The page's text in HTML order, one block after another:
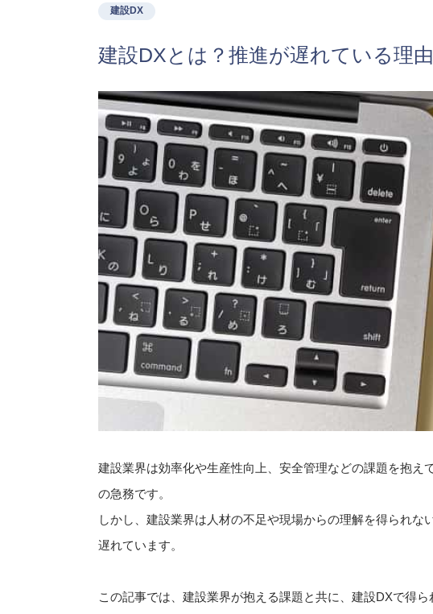
建設DX
建設DXとは？推進が遅れている理
建設業界は効率化や生産性向上、安全管理などの課題を抱え
の急務です。
しかし、建設業界は人材の不足や現場からの理解を得られ
遅れています。
この記事では、建設業界が抱える課題と共に、建設DXで得